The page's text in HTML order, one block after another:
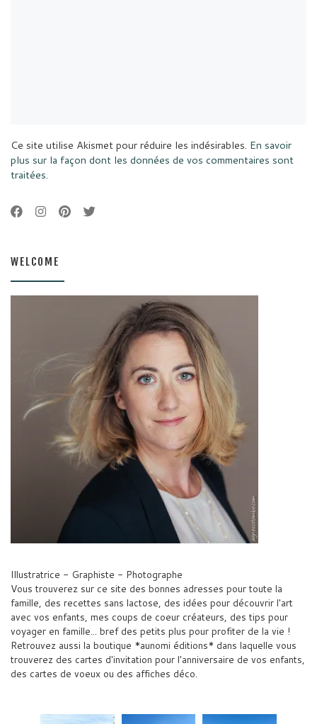
Ce site utilise Akismet pour réduire les indésirables. En savoir
plus sur la façon dont les données de vos commentaires sont
traitées.
WELCOME
Illustratrice - Graphiste - Photographe
Vous trouverez sur ce site des bonnes adresses pour toute la
famille, des recettes sans lactose, des idées pour découvrir l'art
avec vos enfants, mes coups de coeur créateurs, des tips pour
voyager en famille... bref des petits plus pour profiter de la vie !
Retrouvez aussi la boutique *aunomi éditions* dans laquelle vous
trouverez des cartes d'invitation pour l'anniversaire de vos enfants,
des cartes de voeux ou des affiches déco.